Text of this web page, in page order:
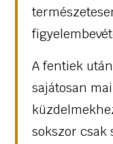
A fentiek
sajátosan
sokszor csak